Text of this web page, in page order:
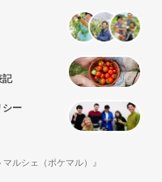
記
シー
ルシェ（ポケマル）』